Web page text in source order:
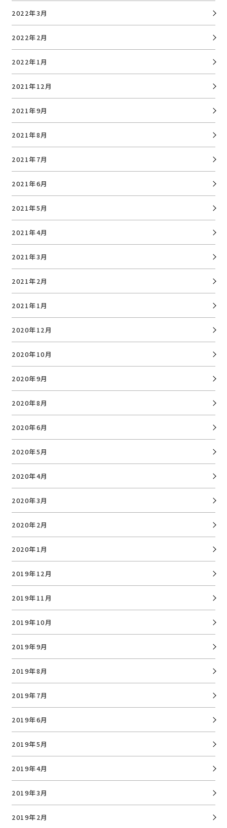
2022年3月
2022年2月
2022年1月
2021年12月
2021年9月
2021年8月
2021年7月
2021年6月
2021年5月
2021年4月
2021年3月
2021年2月
2021年1月
2020年12月
2020年10月
2020年9月
2020年8月
2020年6月
2020年5月
2020年4月
2020年3月
2020年2月
2020年1月
2019年12月
2019年11月
2019年10月
2019年9月
2019年8月
2019年7月
2019年6月
2019年5月
2019年4月
2019年3月
2019年2月